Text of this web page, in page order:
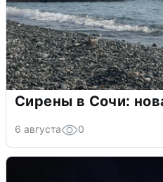
Сирены в Сочи:
6 августа 0